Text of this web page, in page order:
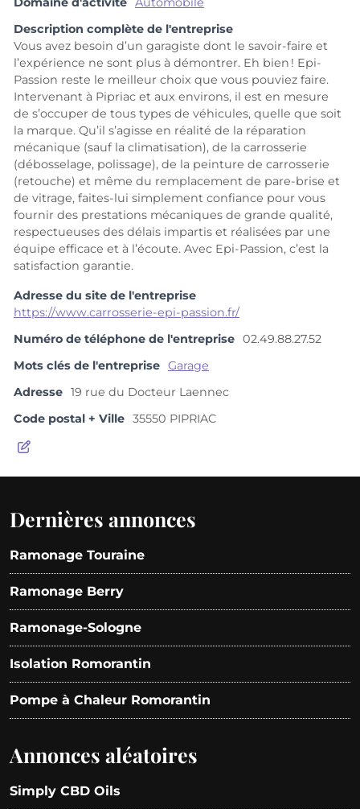
Description complète de l'entreprise
Vous avez besoin d’un garagiste dont le savoir-faire et
l’expérience ne sont plus à démontrer. Eh bien ! Epi-
Passion reste le meilleur choix que vous pouviez faire.
Intervenant à Pipriac et aux environs, il est en mesure
de s’occuper de tous types de véhicules, quelle que soit
la marque. Qu’il s’agisse en réalité de la réparation
mécanique (sauf la climatisation), de la carrosserie
(débosselage, polissage), de la peinture de carrosserie
(retouche) et même du remplacement de pare-brise et
de vitrage, faites-lui simplement confiance pour vous
fournir des prestations mécaniques de grande qualité,
respectueuses des délais impartis et réalisées par une
équipe efficace et à l’écoute. Avec Epi-Passion, c’est la
satisfaction garantie.
Adresse du site de l'entreprise
https://www.carrosserie-epi-passion.fr/
Numéro de téléphone de l'entreprise 02.49.88.27.52
Mots clés de l'entreprise Garage
Adresse 19 rue du Docteur Laennec
Code postal + Ville 35550 PIPRIAC
Dernières annonces
Ramonage Touraine
Ramonage Berry
Ramonage-Sologne
Isolation Romorantin
Pompe à Chaleur Romorantin
Annonces aléatoires
Simply CBD Oils